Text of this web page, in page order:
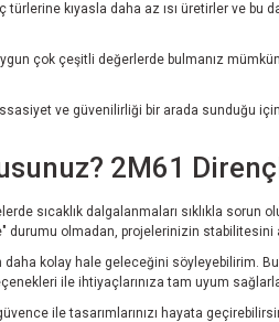
kıyasla daha az ısı üretirler ve bu
çok çeşitli değerlerde bulmanız
ve güvenilirliği bir arada sunduğu
2M61
sıcaklık dalgalanmaları sıklıkla sorun
durumu olmadan, projelerinizin stabilitesini
kolay hale geleceğini söyleyebilirim.
ile ihtiyaçlarınıza tam uyum
ile tasarımlarınızı hayata